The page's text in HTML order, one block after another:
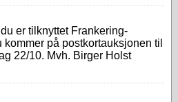
er tilknyttet Frankering-
kommer på postkortauksjonen til
22/10. Mvh. Birger Holst